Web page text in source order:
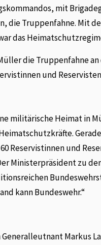
mit
die Truppenfahne. Mit
das
die Truppenfahne
und
militärische Heimat in
Reservistinnen und
Ministerpräsident zu
kann Bundeswehr.“
Generalleutnant